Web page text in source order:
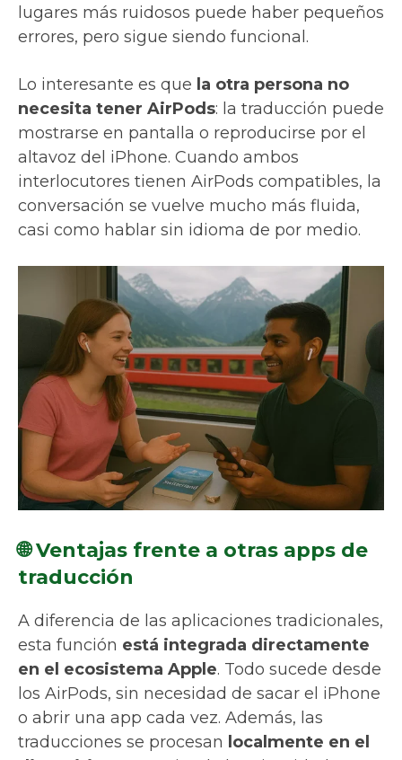
lugares más ruidosos puede haber pequeños
errores, pero sigue siendo funcional.
Lo interesante es que la otra persona no
necesita tener AirPods: la traducción puede
mostrarse en pantalla o reproducirse por el
altavoz del iPhone. Cuando ambos
interlocutores tienen AirPods compatibles, la
conversación se vuelve mucho más fluida,
casi como hablar sin idioma de por medio.
🌐 Ventajas frente a otras apps de
traducción
A diferencia de las aplicaciones tradicionales,
esta función está integrada directamente
en el ecosistema Apple. Todo sucede desde
los AirPods, sin necesidad de sacar el iPhone
o abrir una app cada vez. Además, las
traducciones se procesan localmente en el